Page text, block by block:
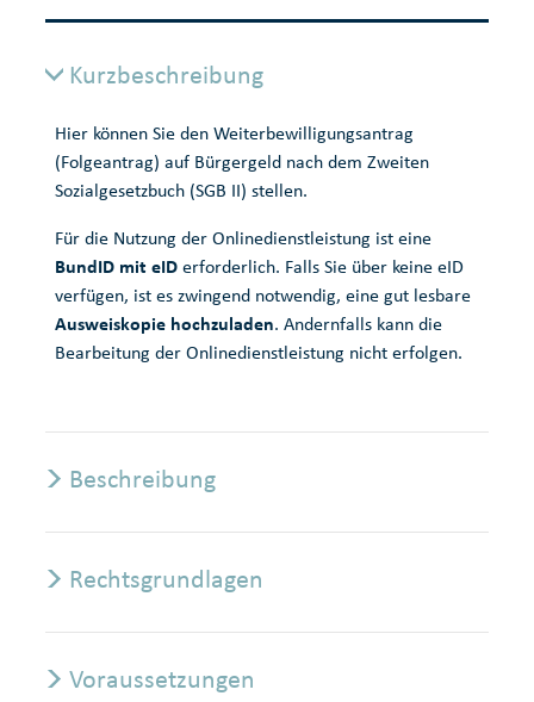
Kurzbeschreibung
Hier können Sie den Weiterbewilligungsantrag
(Folgeantrag) auf Bürgergeld nach dem Zweiten
Sozialgesetzbuch (SGB II) stellen.
Für die Nutzung der Onlinedienstleistung ist eine
BundID mit eID erforderlich. Falls Sie über keine eID
verfügen, ist es zwingend notwendig, eine gut lesbare
Ausweiskopie hochzuladen. Andernfalls kann die
Bearbeitung der Onlinedienstleistung nicht erfolgen.
Beschreibung
Rechtsgrundlagen
Voraussetzungen